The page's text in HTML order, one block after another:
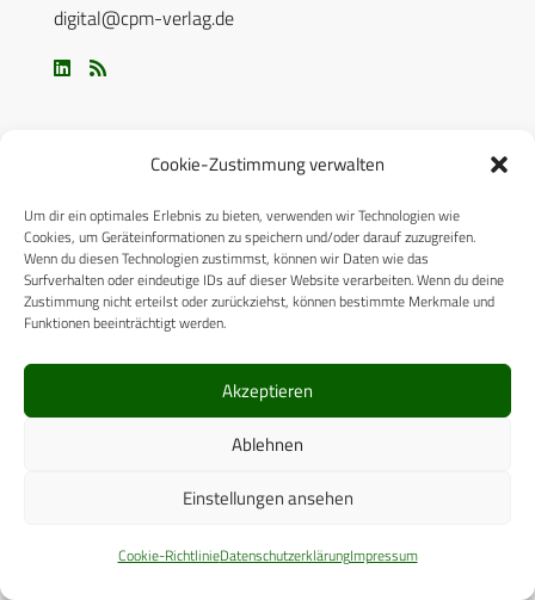
Cookie-Zustimmung verwalten
Um dir ein optimales Erlebnis zu bieten, verwenden wir Technologien wie
Cookies, um Geräteinformationen zu speichern und/oder darauf zuzugreifen.
Wenn du diesen Technologien zustimmst, können wir Daten wie das
Surfverhalten oder eindeutige IDs auf dieser Website verarbeiten. Wenn du deine
Zustimmung nicht erteilst oder zurückziehst, können bestimmte Merkmale und
Funktionen beeinträchtigt werden.
Akzeptieren
Ablehnen
Einstellungen ansehen
Cookie-RichtlinieDatenschutzerklärungImpressum
digital@cpm-verlag.de
ÜBER UNS
CPM VERLAG
CPM PUBLICATIONS